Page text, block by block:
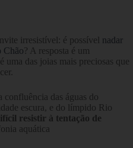
irresistível: é possível nadar
Chão ? A resposta é um
uma das joias mais preciosas que
confluência das águas do
escura, e do límpido Rio
resistir à tentação de
aquática